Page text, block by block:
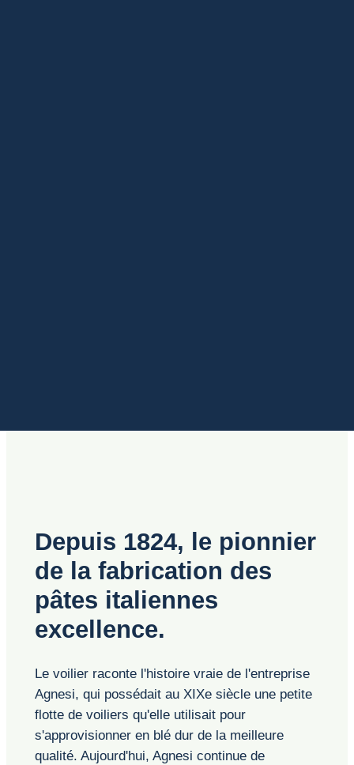
Depuis 1824, le pionnier
de la fabrication des
pâtes italiennes
excellence.
Le voilier raconte l'histoire vraie de l'entreprise
Agnesi, qui possédait au XIXe siècle une petite
flotte de voiliers qu'elle utilisait pour
s'approvisionner en blé dur de la meilleure
qualité. Aujourd'hui, Agnesi continue de